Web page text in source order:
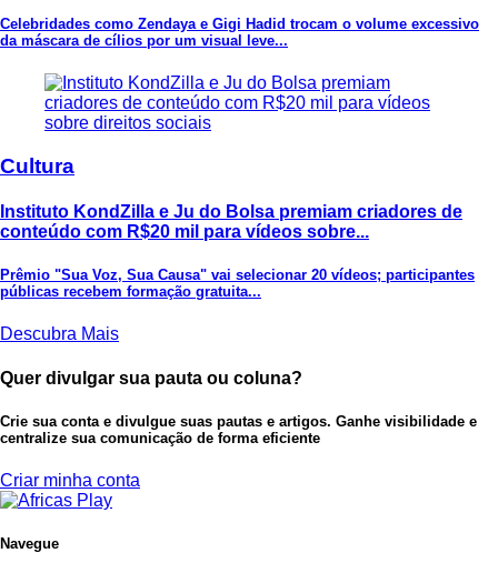
Celebridades como Zendaya e Gigi Hadid trocam o volume excessivo
da máscara de cílios por um visual leve...
Cultura
Instituto KondZilla e Ju do Bolsa premiam criadores de
conteúdo com R$20 mil para vídeos sobre...
Prêmio "Sua Voz, Sua Causa" vai selecionar 20 vídeos; participantes
públicas recebem formação gratuita...
Descubra Mais
Quer divulgar sua pauta ou coluna?
Crie sua conta e divulgue suas pautas e artigos. Ganhe visibilidade e
centralize sua comunicação de forma eficiente
Criar minha conta
Navegue